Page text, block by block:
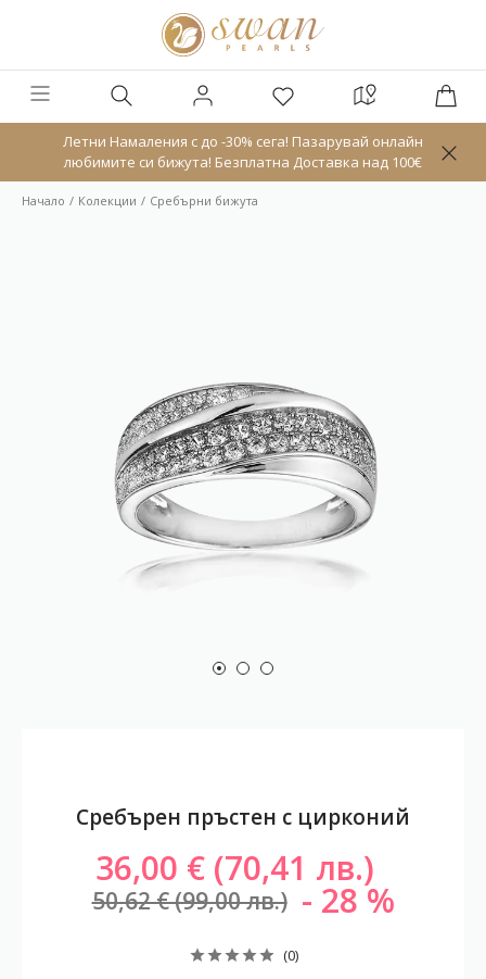
Летни Намаления с до -30% сега! Пазарувай онлайн
любимите си бижута! Безплатна Доставка над 100€
Начало Колекции Сребърни бижута
Сребърен пръстен с цирконий
36,00 € (70,41 лв.)
50,62 € (99,00 лв.) 28
(0)